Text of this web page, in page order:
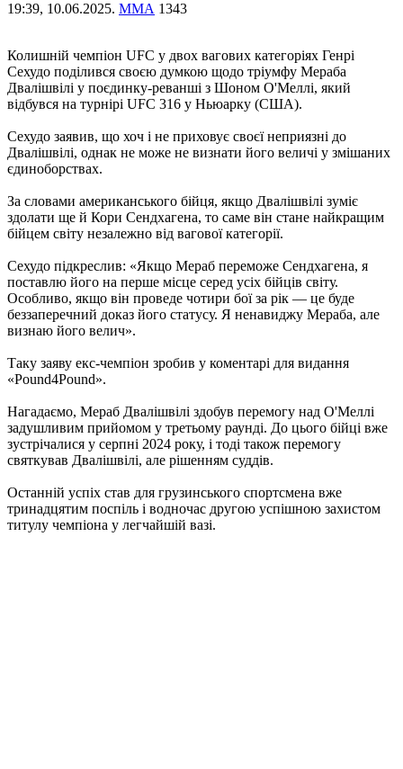
19:39, 10.06.2025. ММА 1343
Колишній чемпіон UFC у двох вагових категоріях Генрі
Сехудо поділився своєю думкою щодо тріумфу Мераба
Двалішвілі у поєдинку-реванші з Шоном О'Меллі, який
відбувся на турнірі UFC 316 у Ньюарку (США).
Сехудо заявив, що хоч і не приховує своєї неприязні до
Двалішвілі, однак не може не визнати його величі у змішаних
єдиноборствах.
За словами американського бійця, якщо Двалішвілі зуміє
здолати ще й Кори Сендхагена, то саме він стане найкращим
бійцем світу незалежно від вагової категорії.
Сехудо підкреслив: «Якщо Мераб переможе Сендхагена, я
поставлю його на перше місце серед усіх бійців світу.
Особливо, якщо він проведе чотири бої за рік — це буде
беззаперечний доказ його статусу. Я ненавиджу Мераба, але
визнаю його велич».
Таку заяву екс-чемпіон зробив у коментарі для видання
«Pound4Pound».
Нагадаємо, Мераб Двалішвілі здобув перемогу над О'Меллі
задушливим прийомом у третьому раунді. До цього бійці вже
зустрічалися у серпні 2024 року, і тоді також перемогу
святкував Двалішвілі, але рішенням суддів.
Останній успіх став для грузинського спортсмена вже
тринадцятим поспіль і водночас другою успішною захистом
титулу чемпіона у легчайшій вазі.